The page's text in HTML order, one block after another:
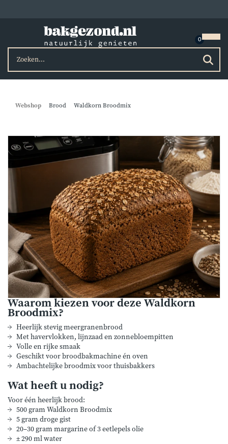
Webshop Brood Waldkorn Broodmix
Waarom kiezen voor deze Waldkorn
Broodmix?
Heerlijk stevig meergranenbrood
Met havervlokken, lijnzaad en zonnebloempitten
Volle en rijke smaak
Geschikt voor broodbakmachine én oven
Ambachtelijke broodmix voor thuisbakkers
Wat heeft u nodig?
Voor één heerlijk brood:
500 gram Waldkorn Broodmix
5 gram droge gist
20–30 gram margarine of 3 eetlepels olie
± 290 ml water